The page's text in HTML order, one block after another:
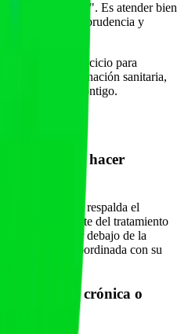
cualquier precio". Es atender bien
con seguridad, prudencia y
servicio de ejercicio para
IA y coordinación sanitaria,
y lo diseñamos contigo.
puede hacer
Cochrane) respalda el
como parte del tratamiento
muy por debajo de la
gradual y coordinada con su
que fatiga crónica o